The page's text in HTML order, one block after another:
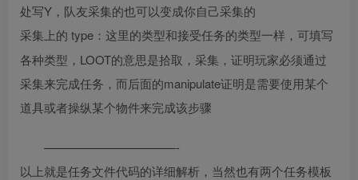
处写Y，队友采集的也可以变成你自己采集的
采集上的 type：这里的类型和接受任务的类型一样，可填写
各种类型，LOOT的意思是拾取，采集，证明玩家必须通过
采集来完成任务，而后面的manipulate证明是需要使用某个
道具或者操纵某个物件来完成该步骤
———————————-
以上就是任务文件代码的详细解析，当然也有两个任务模板